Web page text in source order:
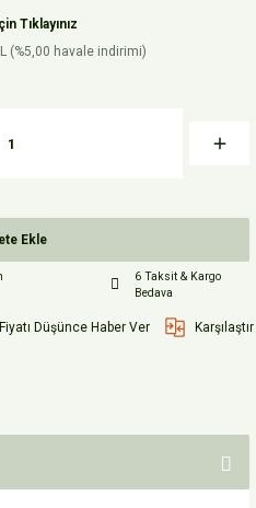
Tıklayınız
(%5,00 havale indirimi)
Ekle
6 Taksit & Kargo
Bedava
Fiyatı Düşünce Haber Ver Karşılaştır